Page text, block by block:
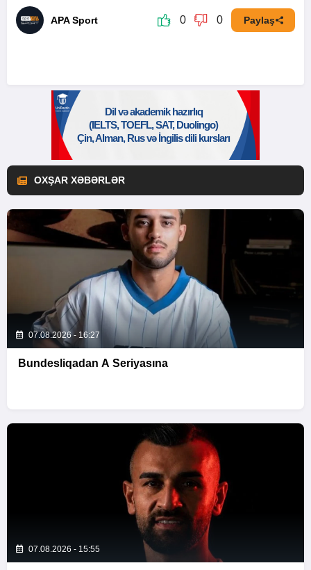
APA Sport 0 0 Paylaş
OXŞAR XƏBƏRLƏR
07.08.2026 - 16:27
Bundesliqadan A Seriyasına
07.08.2026 - 15:55